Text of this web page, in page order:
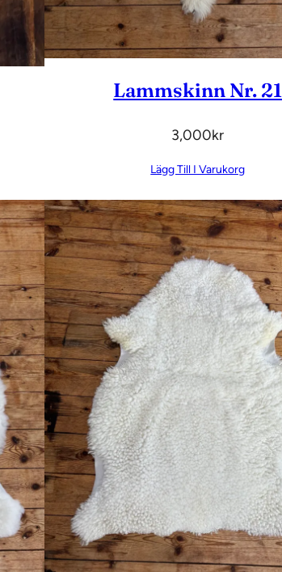
Lammskinn Nr. 21
3,000Kr
Lägg Till I Varukorg